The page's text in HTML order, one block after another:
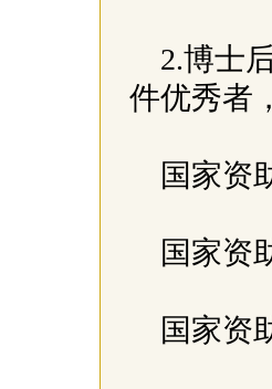
2.博士
件优秀者
国家资
国家资
国家资